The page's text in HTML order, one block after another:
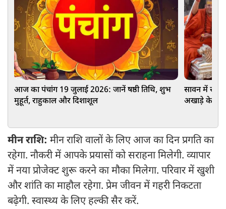
आज का पंचांग 19 जुलाई 2026: जानें षष्ठी तिथि, शुभ
मुहूर्त, राहुकाल और दिशाशूल
सावन में
अखाड़े के
मीन राशि: मीन राशि वालों के लिए आज का दिन प्रगति का
रहेगा. नौकरी में आपके प्रयासों को सराहना मिलेगी. व्यापार
में नया प्रोजेक्ट शुरू करने का मौका मिलेगा. परिवार में खुशी
और शांति का माहौल रहेगा. प्रेम जीवन में गहरी निकटता
बढ़ेगी. स्वास्थ्य के लिए हल्की सैर करें.